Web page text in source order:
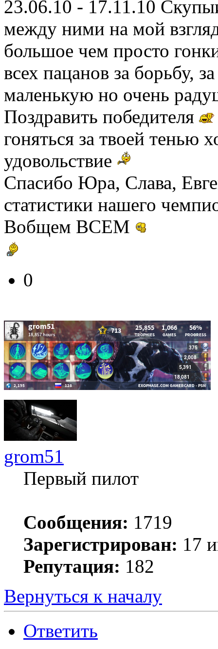
23.06.10 - 17.11.10
между ними на мой
большое чем просто
всех пацанов за борьбу,
маленькую но очень
Поздравить победителя
гоняться за твоей тенью
удовольствие
Спасибо Юра, Слава,
статистики нашего
Вобщем ВСЕМ
0
grom51
Первый пилот
Сообщения: 1719
Зарегистрирован: 17
Репутация: 182
Вернуться к началу
Ответить